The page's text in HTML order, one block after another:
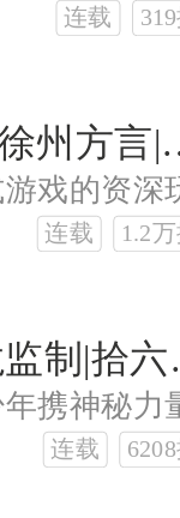
连载
人在西游，速通
连载 1.2
黄金
连载